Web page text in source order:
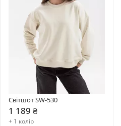
Світшот SW-530
1 189 ₴
+ 1 колір